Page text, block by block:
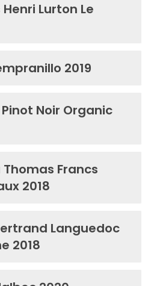
Lurton Le
2019
Noir Organic
Francs
2018
Languedoc
2018